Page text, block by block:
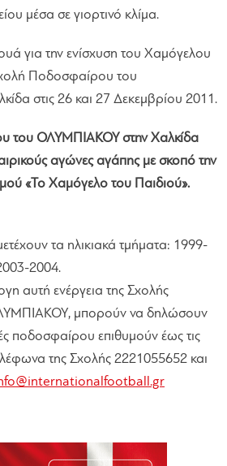
μέσα σε γιορτινό κλίμα.
για την ενίσχυση του Χαμόγελου
Ποδοσφαίρου του
στις 26 και 27 Δεκεμβρίου 2011.
του ΟΛΥΜΠΙΑΚΟΥ στην Χαλκίδα
αγώνες αγάπης με σκοπό την
«Το Χαμόγελο του Παιδιού».
τα ηλικιακά τμήματα: 1999-
2004.
αυτή ενέργεια της Σχολής
μπορούν να δηλώσουν
ποδοσφαίρου επιθυμούν έως τις
της Σχολής 2221055652 και